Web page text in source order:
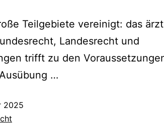
Teilgebiete vereinigt: das
Landesrecht und
trifft zu den
…
2025